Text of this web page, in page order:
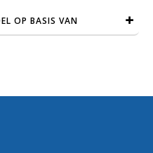
OP BASIS VAN